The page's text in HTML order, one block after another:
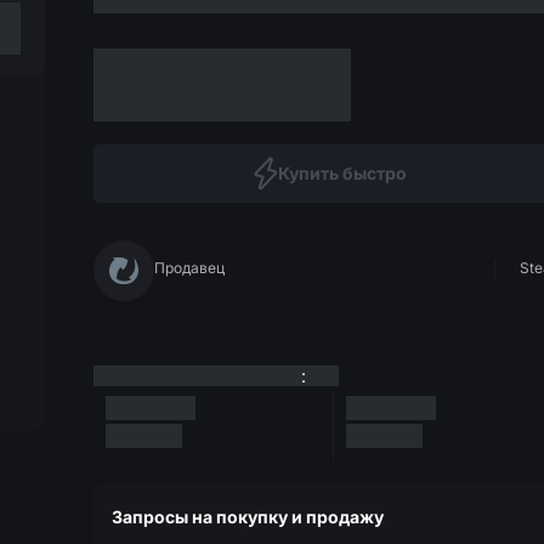
Купить быстро
Продавец
:
Запросы на покупку и продажу